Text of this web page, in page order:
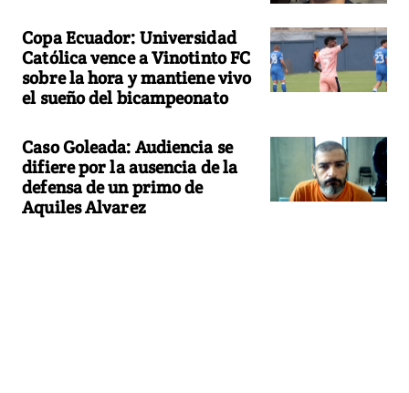
Copa Ecuador: Universidad
Católica vence a Vinotinto FC
sobre la hora y mantiene vivo
el sueño del bicampeonato
Caso Goleada: Audiencia se
difiere por la ausencia de la
defensa de un primo de
Aquiles Alvarez